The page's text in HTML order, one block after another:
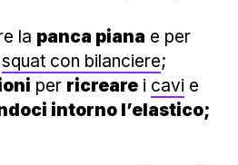
la panca piana e per
squat con bilanciere;
per ricreare i cavi e
intorno l’elastico;